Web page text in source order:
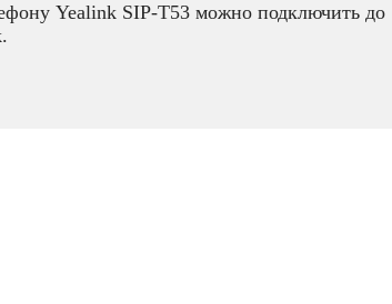
Yealink SIP-T53 можно подключить до